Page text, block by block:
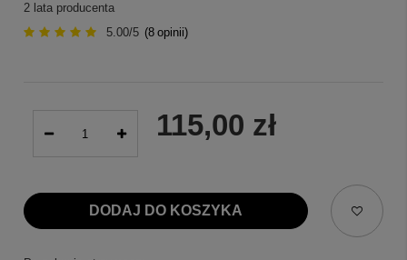
2 lata producenta
5.00/5 (8 opinii)
115,00 zł
DODAJ DO KOSZYKA